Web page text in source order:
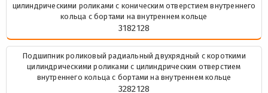
цилиндрическими роликами с коническим отверстием внутреннего
кольца с бортами на внутреннем кольце
3182128
Подшипник роликовый радиальный двухрядный с короткими
цилиндрическими роликами с цилиндрическим отверстием
внутреннего кольца с бортами на внутреннем кольце
3282128